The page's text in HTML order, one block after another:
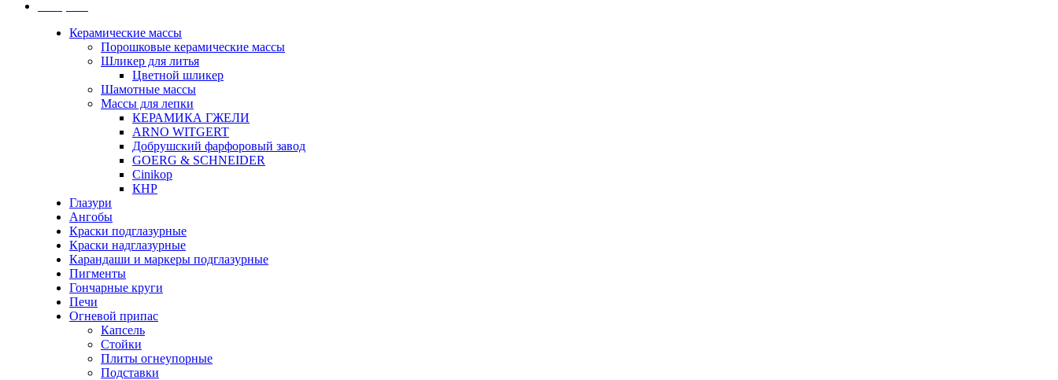
Керамические массы
Порошковые керамические массы
Шликер для литья
Цветной шликер
Шамотные массы
Массы для лепки
КЕРАМИКА ГЖЕЛИ
ARNO WITGERT
Добрушский фарфоровый завод
GOERG & SCHNEIDER
Cinikop
КНР
Глазури
Ангобы
Краски подглазурные
Краски надглазурные
Карандаши и маркеры подглазурные
Пигменты
Гончарные круги
Печи
Огневой припас
Капсель
Стойки
Плиты огнеупорные
Подставки